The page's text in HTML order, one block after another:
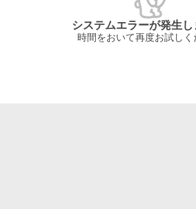
システムエラーが発生し
時間をおいて再度お試しく